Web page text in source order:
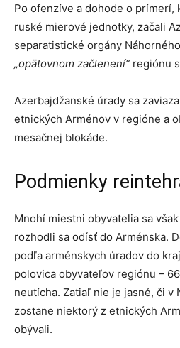
Po ofenzíve a dohode o
ruské mierové jednotky, začali
separatistické orgány
„opätovnom začlenení“regiónu
Azerbajdžanské úrady sa
etnických Arménov v regióne a
mesačnej blokáde.
Podmienky
Mnohí miestni obyvatelia sa
rozhodli sa odísť do Arménska.
podľa arménskych úradov do
polovica obyvateľov regiónu –
neutícha. Zatiaľ nie je jasné, či v
zostane niektorý z etnických
obývali.